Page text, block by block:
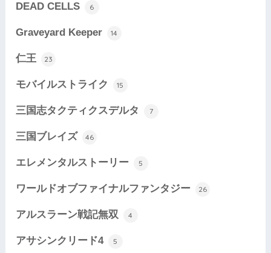
DEAD CELLS 6
Graveyard Keeper 14
仁王 23
モバイルストライク 15
三国志タクティクスデルタ 7
三国ブレイズ 46
エレメンタルストーリー 5
ワールドオブファイナルファンタジー 26
アルスラーン戦記無双 4
アサシンクリード4 5